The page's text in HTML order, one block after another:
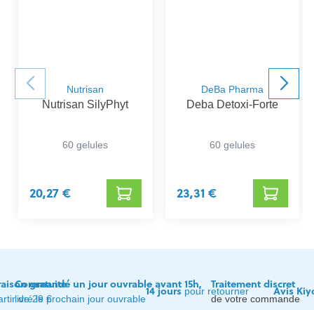
Nutrisan
Nutrisan SilyPhyt
60 gelules
20,27 €
DeBa Pharma
Deba Detoxi-Forte
60 gelules
23,31 €
gratuite
de 29 €
Commandé un jour ouvrable avant 15h,
livré le prochain jour ouvrable
14 jourspour retourner
Traitement discret
de votre commande
Avis